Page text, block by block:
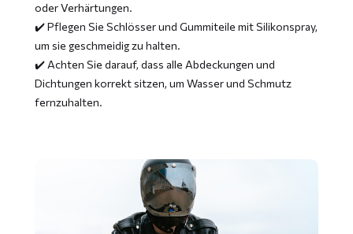
oder Verhärtungen.
✔️ Pflegen Sie Schlösser und Gummiteile mit Silikonspray,
um sie geschmeidig zu halten.
✔️ Achten Sie darauf, dass alle Abdeckungen und
Dichtungen korrekt sitzen, um Wasser und Schmutz
fernzuhalten.